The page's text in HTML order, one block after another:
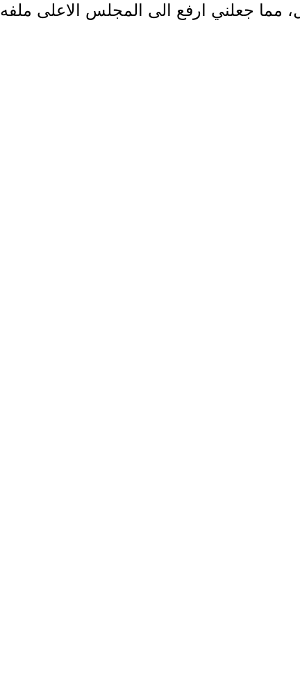
مما جعلني ارفع الى المجلس الاعلى ملفه